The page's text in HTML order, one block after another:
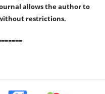
allows the author to
restrictions.